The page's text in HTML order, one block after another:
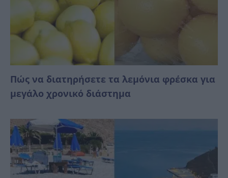
Πώς να διατηρήσετε τα λεμόνια φρέσκα για
μεγάλο χρονικό διάστημα